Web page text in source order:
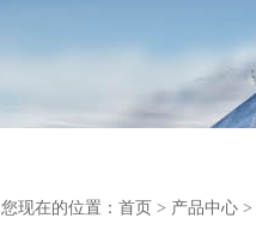
您现在的位置： 首页 > 产品中心 >